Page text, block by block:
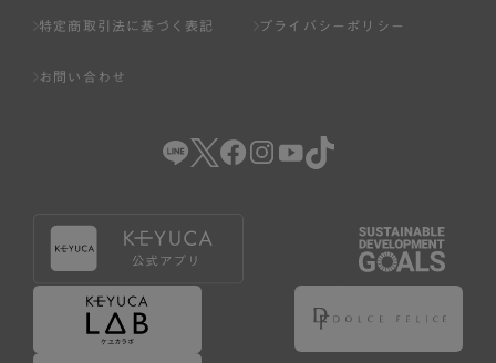
いる場合。
（5） その他、本規約または個別規定に違反した場合。
4.会員登録が取り消された場合においても、当該会員は、
弊社とのお取引等により既に発生した支払義務等の取引上
の義務および本規約上の義務の履行責任を免れないものと
します。
特定商取引法に基づく表記 プライバシーポリシー
お問い合わせ